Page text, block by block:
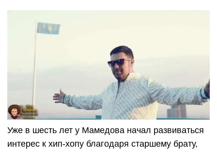
Уже в шесть лет у Мамедова начал развиваться
интерес к хип-хопу благодаря старшему брату,